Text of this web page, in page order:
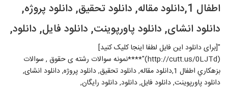
اطفال 1,دانلود مقاله, دانلود تحقیق, دانلود پروژه,
دانلود انشای, دانلود پاورپوینت, دانلود فایل, دانلود,
"[برای دانلود این فایل لطفا اینجا کلیک کنید]
(http://cutt.us/0LJTd)"****نمونه سوالات رشته ی حقوق , سوالات
بزهكاري اطفال 1,دانلود مقاله, دانلود تحقیق, دانلود پروژه, دانلود انشای,
دانلود پاورپوینت, دانلود فایل, دانلود, دانلود رایگان,